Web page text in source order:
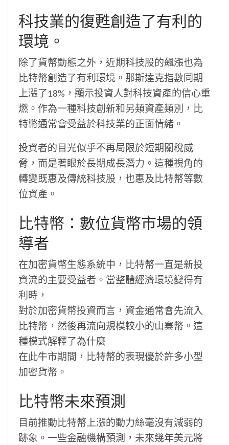
科技業的復甦創造了有利的
環境。
除了貨幣動態之外，近期科技股的飆漲也為
比特幣創造了有利環境。那斯達克指數同期
上漲了18%，顯示投資人對科技資產的信心重
燃。作為一種科技創新和另類資產類別，比
特幣通常會受益於科技業的正面情緒。
投資者的目光似乎不再局限於短期關稅威
脅，而是著眼於長期成長潛力。這種視角的
轉變既惠及傳統科技股，也惠及比特幣等數
位資產。
比特幣：數位貨幣市場的領
導者
在加密貨幣生態系統中，比特幣一直是新投
資流的主要受益者。當整體經濟環境變得有
利時，
對於加密貨幣投資而言，資金通常會先流入
比特幣，然後再流向規模較小的山寨幣。這
種模式解釋了為什麼
在此牛市期間，比特幣的表現優於許多小型
加密貨幣。
比特幣未來預測
目前推動比特幣上漲的動力絲毫沒有減弱的
跡象。一些金融機構預測，未來幾年美元將